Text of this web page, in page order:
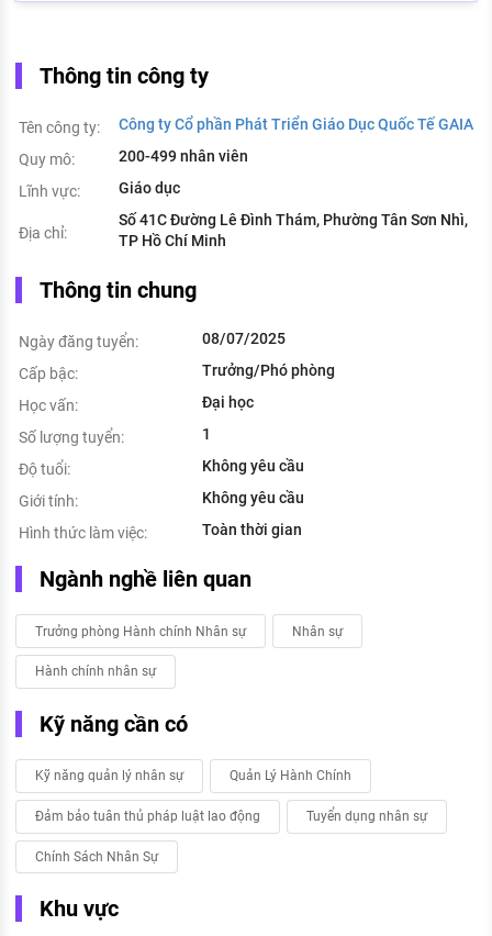
Thông tin công ty
Tên công ty:
Công ty Cổ phần Phát Triển Giáo Dục Quốc Tế GAIA
Quy mô:
200-499 nhân viên
Lĩnh vực:
Giáo dục
Địa chỉ:
Số 41C Đường Lê Đình Thám, Phường Tân Sơn Nhì,
TP Hồ Chí Minh
Thông tin chung
Ngày đăng tuyển:
08/07/2025
Cấp bậc:
Trưởng/Phó phòng
Học vấn:
Đại học
Số lượng tuyển:
1
Độ tuổi:
Không yêu cầu
Giới tính:
Không yêu cầu
Hình thức làm việc:
Toàn thời gian
Ngành nghề liên quan
Trưởng phòng Hành chính Nhân sự Nhân sự
Hành chính nhân sự
Kỹ năng cần có
Kỹ năng quản lý nhân sự Quản Lý Hành Chính
Đảm bảo tuân thủ pháp luật lao động Tuyển dụng nhân sự
Chính Sách Nhân Sự
Khu vực